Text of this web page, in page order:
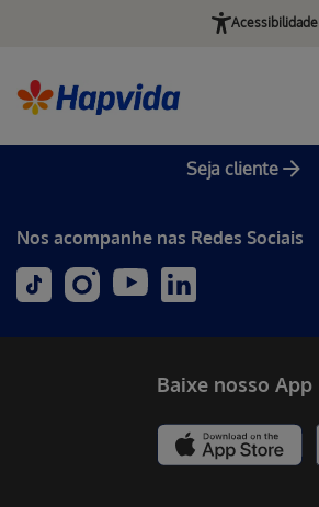
Acessibilidade
Seja cliente
Nos acompanhe nas Redes Sociais
Baixe nosso App